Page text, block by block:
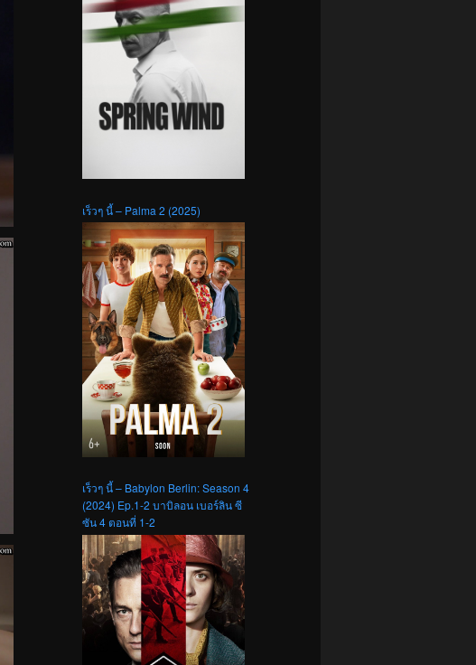
เร็วๆ นี้ – Palma 2 (2025)
เร็วๆ นี้ – Babylon Berlin: Season 4
(2024) Ep.1-2 บาบิลอน เบอร์ลิน ซี
ซัน 4 ตอนที่ 1-2